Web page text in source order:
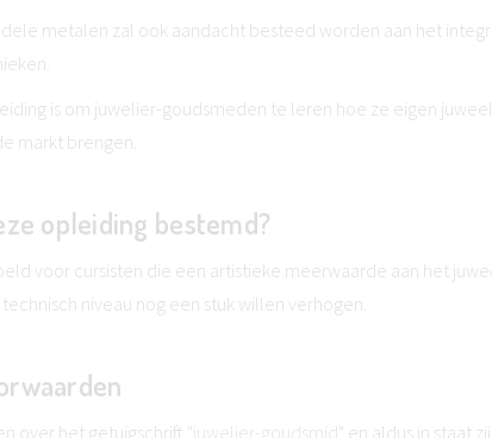
metalen zal ook aandacht besteed worden aan het
is om juwelier-goudsmeden te leren hoe ze eigen
markt brengen.
opleiding bestemd?
voor cursisten die een artistieke meerwaarde aan het
niveau nog een stuk willen verhogen.
over het getuigschrift "juwelier-goudsmid" en aldus in staat